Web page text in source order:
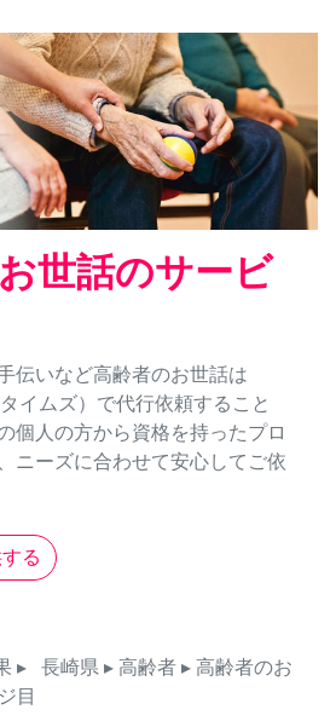
世話のサービ
伝いなど高齢者のお世話は
イムズ）で代行依頼すること
個人の方から資格を持ったプロ
ニーズに合わせて安心してご依
る
▸ 長崎県 ▸ 高齢者 ▸ 高齢者のお
目